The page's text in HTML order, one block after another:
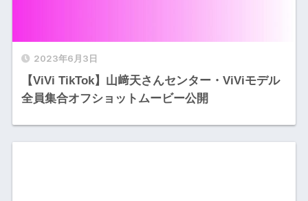
2023年6月3日
【ViVi TikTok】山﨑天さんセンター・ViViモデル
全員集合オフショットムービー公開